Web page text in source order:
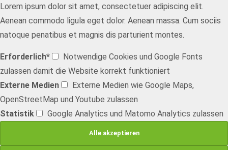
Lorem ipsum dolor sit amet, consectetuer adipiscing elit.
Aenean commodo ligula eget dolor. Aenean massa. Cum sociis
natoque penatibus et magnis dis parturient montes.
Erforderlich*
Notwendige Cookies und Google Fonts
zulassen damit die Website korrekt funktioniert
Externe Medien
Externe Medien wie Google Maps,
OpenStreetMap und Youtube zulassen
Statistik
Google Analytics und Matomo Analytics zulassen